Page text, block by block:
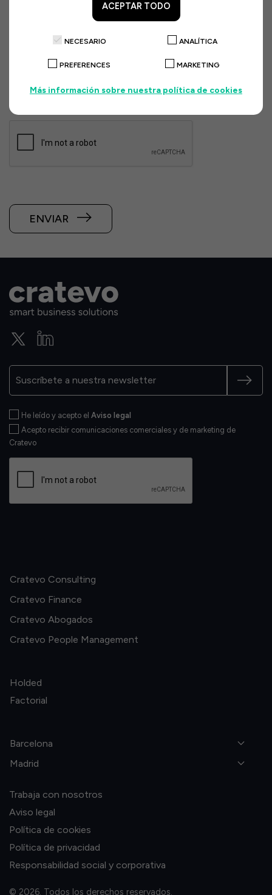
ENVIAR
He leído y acepto el Aviso legal
Acepto recibir comunicaciones comerciales y de marketing de
Cratevo
Cratevo Consulting
Cratevo Finance
Cratevo Abogados
Cratevo People Management
Holded
Factorial
Barcelona
Madrid
Trabaja con nosotros
Aviso legal
Política de cookies
Política de privacidad
Responsabilidad social y corporativa
© 2026. Todos los derechos reservados.
ACEPTAR TODO
NECESARIO ANALÍTICA
PREFERENCES MARKETING
Más información sobre nuestra política de cookies